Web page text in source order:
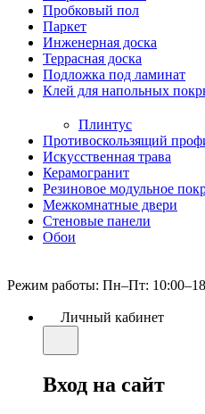
Пробковый пол
Паркет
Инженерная доска
Террасная доска
Подложка под ламинат
Клей для напольных
Плинтус
Противоскользящий
Искусственная трава
Керамогранит
Резиновое модульное
Межкомнатные двери
Стеновые панели
Обои
Режим работы: Пн–Пт:
Личный кабинет
Вход на сайт